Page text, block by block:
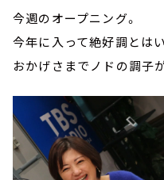
今週のオープニング。
今年に入って絶好調とは
おかげさまでノドの調子